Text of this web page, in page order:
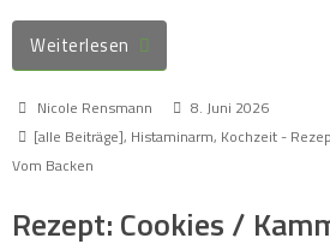
Weiterlesen
Nicole Rensmann
8. Juni 2026
[alle Beiträge], Histaminarm, Kochzeit -
Vom Backen
Rezept: Cookies /